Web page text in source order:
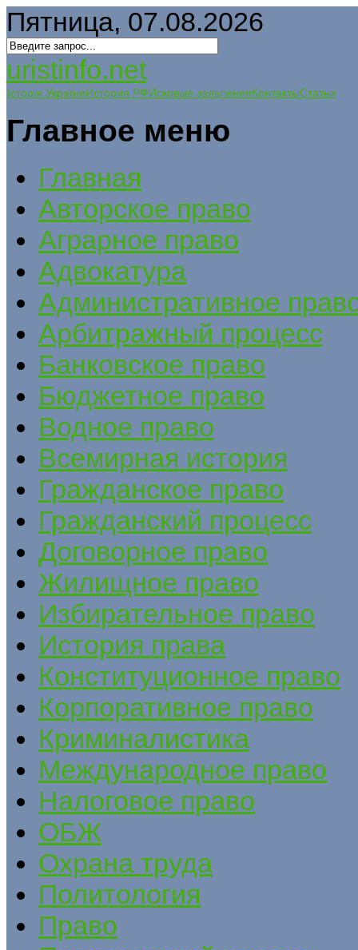
Пятница, 07.08.2026
uristinfo.net
Історія УкраїниИстория РФИсковые заявленияКонтактыСтатьи
Главное меню
Главная
Авторское право
Аграрное право
Адвокатура
Административное
Арбитражный процесс
Банковское право
Бюджетное право
Водное право
Всемирная история
Гражданское право
Гражданский процесс
Договорное право
Жилищное право
Избирательное право
История права
Конституционное право
Корпоративное право
Криминалистика
Международное право
Налоговое право
ОБЖ
Охрана труда
Политология
Право